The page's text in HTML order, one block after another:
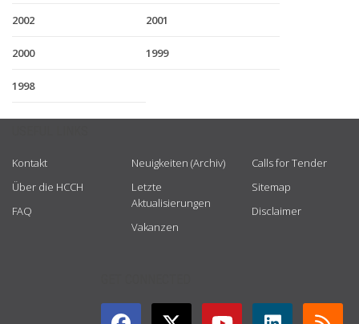
2002 2001
2000 1999
1998
Kontakt
Über die HCCH
FAQ
Neuigkeiten (Archiv)
Letzte
Aktualisierungen
Vakanzen
Calls for Tender
Sitemap
Disclaimer